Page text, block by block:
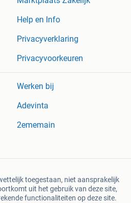
Help en Info
Privacyverklaring
Privacyvoorkeuren
Werken bij
Adevinta
2ememain
toegestaan, niet aansprakelijk
uit het gebruik van deze site,
functionaliteiten op deze site.